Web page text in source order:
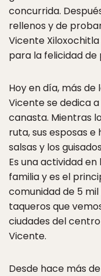
concurrida.
rellenos y de
Vicente
para la felicidad de
Hoy en día, más
Vicente se dedica
canasta. Mientras
ruta, sus esposas
salsas y los
Es una actividad
familia y es el
comunidad de 5
taqueros que
ciudades del
Vicente.
Desde hace más